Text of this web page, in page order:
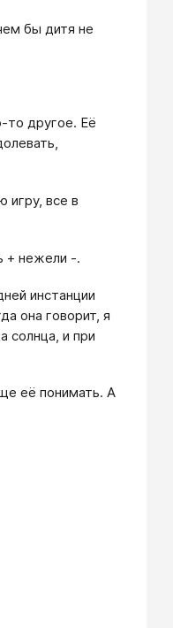
бы дитя не
то другое. Её
игру, все в
+ нежели -.
инстанции
она говорит, я
солнца, и при
её понимать. А